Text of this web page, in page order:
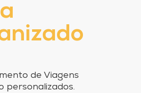
de Viagens
personalizados.